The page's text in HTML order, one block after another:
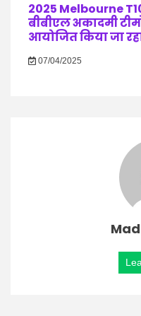
2025 Melbourne
बीबीएल अकादमी
आयोजित किया जा
07/04/2025